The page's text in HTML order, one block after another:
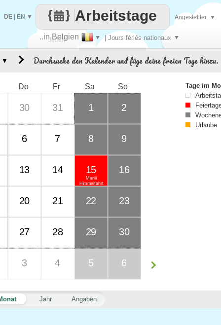
Jeden
..in Belgien ▼ | Jours fériés nationaux ▼
Arbeitstage
DE EN ▼ Angestellter ▼
Durchsuche den Kalender und füge deine freien Tage hinzu.
Jahr Angaben
Do Fr Sa So
30 31 1 2
6 7 8 9
13 14
Mariä
Himmelfahrt
15 16
20 21 22 23
27 28 29 30
3 4 5 6
▼
Tage im
Urlaube